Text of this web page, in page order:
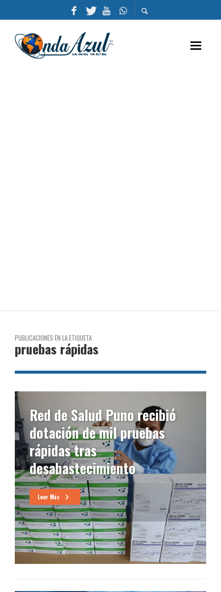
PUBLICACIONES EN LA ETIQUETA
pruebas rápidas
Red de Salud Puno recibió
dotación de mil pruebas
rápidas tras
desabastecimiento
Leer Más